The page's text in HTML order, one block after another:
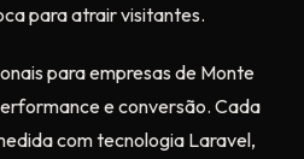
para atrair visitantes.
para empresas de Monte
e conversão. Cada
com tecnologia Laravel,